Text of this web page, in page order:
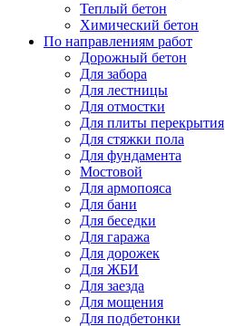
Теплый бетон
Химический бетон
По направлениям работ
Дорожный бетон
Для забора
Для лестницы
Для отмостки
Для плиты перекрытия
Для стяжки пола
Для фундамента
Мостовой
Для армопояса
Для бани
Для беседки
Для гаража
Для дорожек
Для ЖБИ
Для заезда
Для мощения
Для подбетонки